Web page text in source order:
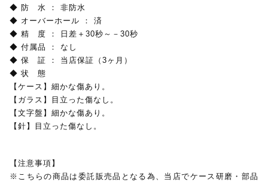
◆ 防 水 ： 非防水
◆ オーバーホール ： 済
◆ 精 度 ： 日差＋30秒～－30秒
◆ 付属品 ： なし
◆ 保 証 ： 当店保証（3ヶ月）
◆ 状 態
【ケース】細かな傷あり。
【ガラス】目立った傷なし。
【文字盤】細かな傷あり。
【針】目立った傷なし。
【注意事項】
※こちらの商品は委託販売品となる為、当店でケース研磨・部品